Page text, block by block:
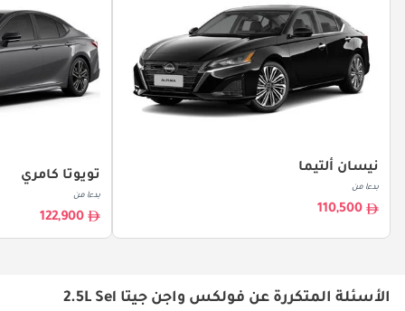
نيسان ألتيما
بدءا من
110,500
تويوتا كامري
بدءا من
122,900
الأسئلة المتكررة عن فولكس واجن جيتا 2.5L Sel